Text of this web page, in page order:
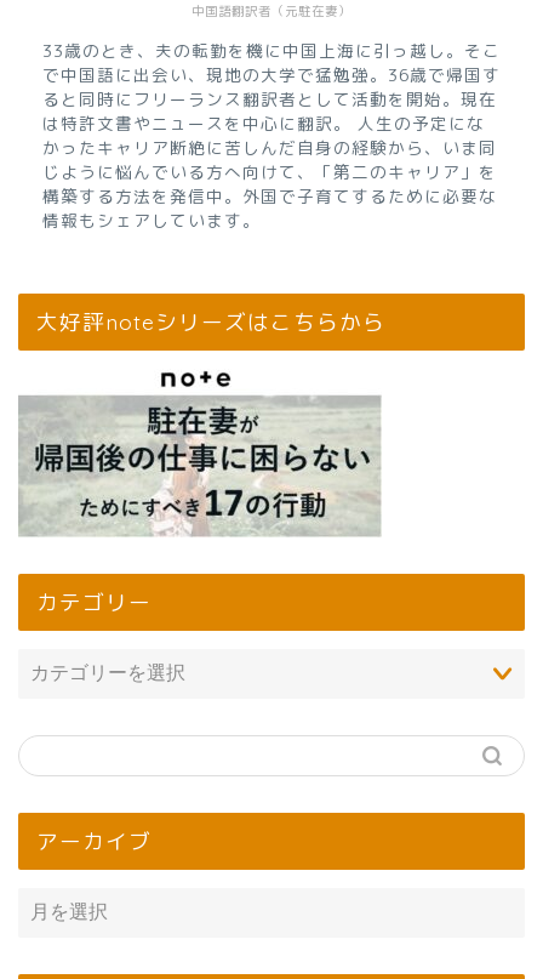
中国語翻訳者（元駐在妻）
33歳のとき、夫の転勤を機に中国上海に引っ越し。そこ
で中国語に出会い、現地の大学で猛勉強。36歳で帰国す
ると同時にフリーランス翻訳者として活動を開始。現在
は特許文書やニュースを中心に翻訳。 人生の予定にな
かったキャリア断絶に苦しんだ自身の経験から、いま同
じように悩んでいる方へ向けて、「第二のキャリア」を
構築する方法を発信中。外国で子育てするために必要な
情報もシェアしています。
大好評noteシリーズはこちらから
カテゴリー
アーカイブ